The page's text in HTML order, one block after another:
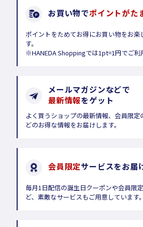
お買い物でポイントがた
ポイントをためてお得にお買い物をお楽
す。
※HANEDA Shoppingでは1pt=1円でご利
メールマガジンなどで
最新情報をゲット
よく買うショップの最新情報、会員限定
どのお得な情報をお届けします。
会員限定サービスをお届
毎月1日配信の誕生日クーポンや会員限
ど、素敵なサービスもご用意しています。